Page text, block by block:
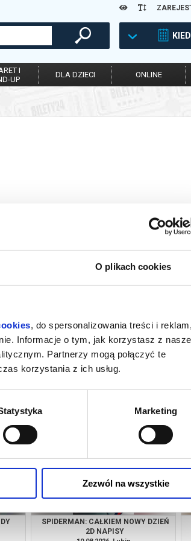
O plikach cookies
, do spersonalizowania treści i reklam,
Informacje o tym, jak korzystasz z
Partnerzy mogą połączyć te
korzystania z ich usług.
Marketing
Zezwól na wszystkie
I
UP
DLA DZIECI ONLINE
bilet
SPIDERMAN: CAŁKIEM NOWY DZIEŃ
kup bilet
SPIDERMAN: CAŁKIEM NOWY DZIEŃ
2D NAPISY